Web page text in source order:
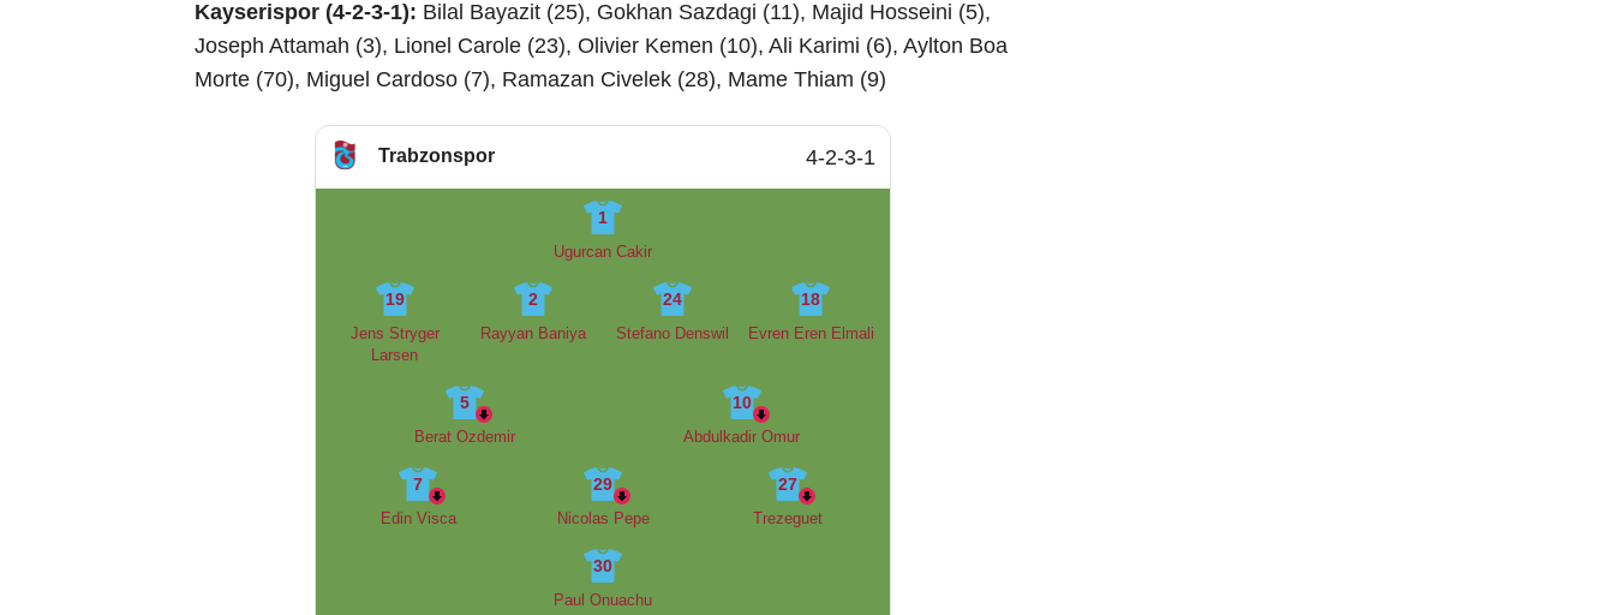
Kayserispor (4-2-3-1): Bilal Bayazit (25), Gokhan Sazdagi (11), Majid Hosseini (5),
Joseph Attamah (3), Lionel Carole (23), Olivier Kemen (10), Ali Karimi (6), Aylton Boa
Morte (70), Miguel Cardoso (7), Ramazan Civelek (28), Mame Thiam (9)
Trabzonspor 4-2-3-1
1
Ugurcan Cakir
19
Jens Stryger
Larsen
2
Rayyan Baniya
24
Stefano Denswil
18
Evren Eren Elmali
5
Berat Ozdemir
10
Abdulkadir Omur
7
Edin Visca
29
Nicolas Pepe
27
Trezeguet
30
Paul Onuachu